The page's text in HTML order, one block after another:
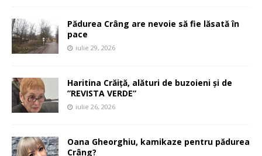
Pădurea Crâng are nevoie să fie lăsată în
pace
iulie 29, 2026
Haritina Crăiță, alături de buzoieni și de
”REVISTA VERDE”
iulie 26, 2026
Oana Gheorghiu, kamikaze pentru pădurea
Crâng?